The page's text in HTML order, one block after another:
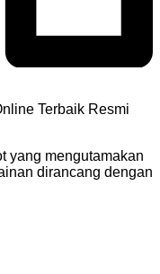
Terbaik Resmi
yang mengutamakan
dirancang dengan